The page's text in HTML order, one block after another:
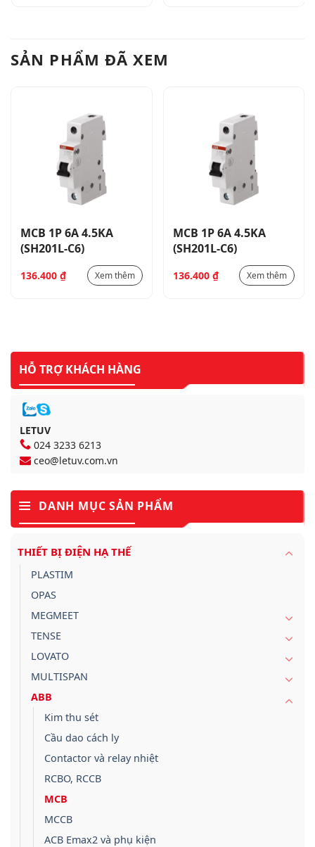
SẢN PHẨM ĐÃ XEM
MCB 1P 6A 4.5KA
(SH201L-C6)
136.400 ₫ Xem thêm
MCB 1P 6A 4.5KA
(SH201L-C6)
136.400 ₫ Xem thêm
HỖ TRỢ KHÁCH HÀNG
LETUV
024 3233 6213
ceo@letuv.com.vn
DANH MỤC SẢN PHẨM
THIẾT BỊ ĐIỆN HẠ THẾ
PLASTIM
OPAS
MEGMEET
TENSE
LOVATO
MULTISPAN
ABB
Kim thu sét
Cầu dao cách ly
Contactor và relay nhiệt
RCBO, RCCB
MCB
MCCB
ACB Emax2 và phụ kiện